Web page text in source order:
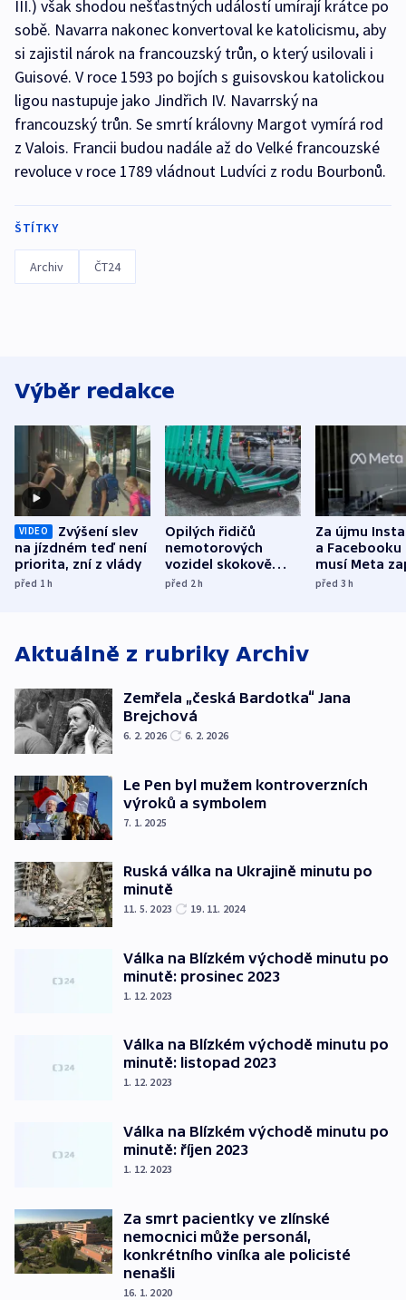
III.) však shodou nešťastných událostí umírají krátce po
sobě. Navarra nakonec konvertoval ke katolicismu, aby
si zajistil nárok na francouzský trůn, o který usilovali i
Guisové. V roce 1593 po bojích s guisovskou katolickou
ligou nastupuje jako Jindřich IV. Navarrský na
francouzský trůn. Se smrtí královny Margot vymírá rod
z Valois. Francii budou nadále až do Velké francouzské
revoluce v roce 1789 vládnout Ludvíci z rodu Bourbonů.
ŠTÍTKY
Archiv ČT24
Výběr redakce
VIDEO
Zvýšení slev
na jízdném teď není
priorita, zní z vlády
před 1h
Opilých řidičů
nemotorových
vozidel skokově
přibylo, nejvíc ve
před 2h
Za újmu
a
musí Meta
půl miliardy
před 3h
Aktuálně z rubriky Archiv
Zemřela „česká Bardotka“ Jana
Brejchová
6. 2. 2026 6. 2. 2026
Le Pen byl mužem kontroverzních
výroků a symbolem
7. 1. 2025
Ruská válka na Ukrajině minutu po
minutě
11. 5. 2023 19. 11. 2024
Válka na Blízkém východě minutu po
minutě: prosinec 2023
1. 12. 2023
Válka na Blízkém východě minutu po
minutě: listopad 2023
1. 12. 2023
Válka na Blízkém východě minutu po
minutě: říjen 2023
1. 12. 2023
Za smrt pacientky ve zlínské
nemocnici může personál,
konkrétního viníka ale policisté
nenašli
16. 1. 2020